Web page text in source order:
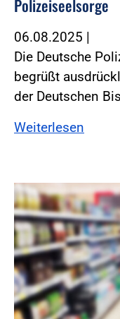
Polizeiseelsorge
06.08.2025 |
Die Deutsche
begrüßt
der Deutschen
Weiterlesen